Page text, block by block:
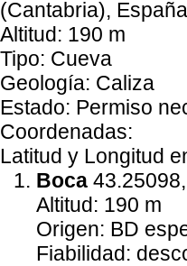
(Cantabria), España
Altitud: 190 m
Tipo: Cueva
Geología: Caliza
Estado: Permiso
Coordenadas:
Latitud y Longitud
Boca
Altitud: 190 m
Origen: BD
Fiabilidad: